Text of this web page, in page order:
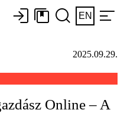
EN
2025.09.29.
Online – A